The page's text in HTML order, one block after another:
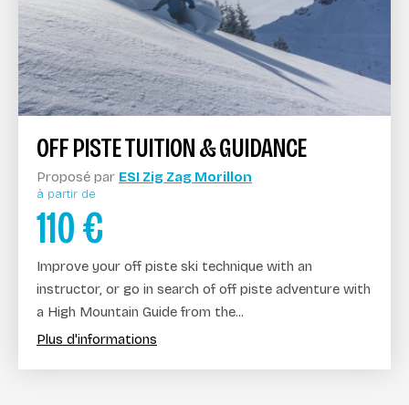
OFF PISTE TUITION & GUIDANCE
Proposé par ESI Zig Zag Morillon
à partir de
110€
Improve your off piste ski technique with an
instructor, or go in search of off piste adventure with
a High Mountain Guide from the...
Plus d'informations